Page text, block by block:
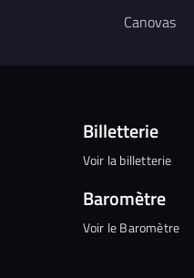
Canovas
Billetterie
Voir la billetterie
Baromètre
Voir le Baromètre